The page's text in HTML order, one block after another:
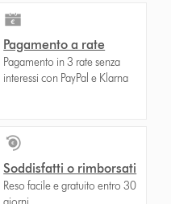
Pagamento a rate
Pagamento in 3 rate senza
interessi con PayPal e Klarna
Soddisfatti o rimborsati
Reso facile e gratuito entro 30